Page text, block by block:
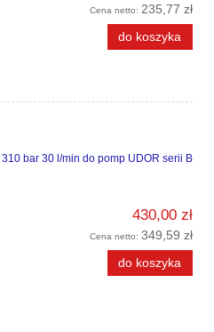
Cena netto: 235,77 zł
do koszyka
bar 30 l/min do pomp UDOR serii B
430,00 zł
Cena netto: 349,59 zł
do koszyka